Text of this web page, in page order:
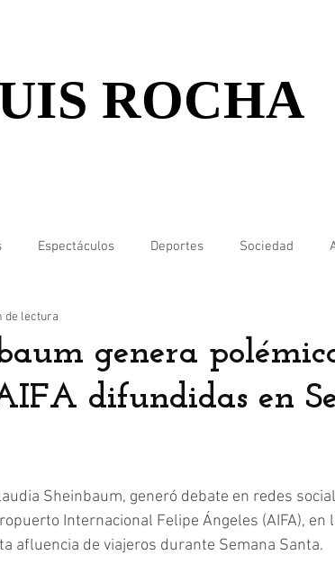
ROCHA
Espectáculos Deportes Sociedad
genera
difundidas en
de lectura
Sheinbaum, generó debate en redes
Internacional Felipe Ángeles (AIFA), en
afluencia de viajeros durante Semana Santa.